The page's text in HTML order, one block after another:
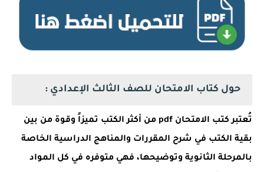
حول كتاب الامتحان للصف الثالث الإعدادي :
تُعتبر كتب الامتحان pdf من أكثر الكتب تميزاً وقوة من بين
بقية الكتب في شرح المقررات والمناهج الدراسية الخاصة
بالمرحلة الثانوية وتوضيحها، فهي متوفره في كل المواد